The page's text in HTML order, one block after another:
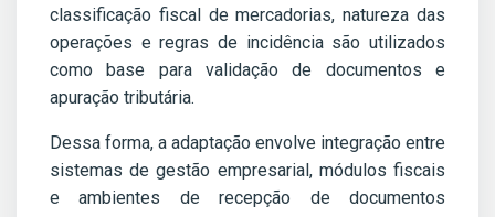
classificação fiscal de mercadorias, natureza das
operações e regras de incidência são utilizados
como base para validação de documentos e
apuração tributária.
Dessa forma, a adaptação envolve integração entre
sistemas de gestão empresarial, módulos fiscais
e ambientes de recepção de documentos